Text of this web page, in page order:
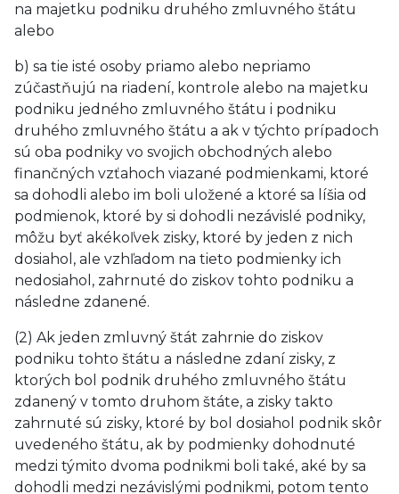
na majetku podniku druhého zmluvného štátu
alebo
b) sa tie isté osoby priamo alebo nepriamo
zúčastňujú na riadení, kontrole alebo na majetku
podniku jedného zmluvného štátu i podniku
druhého zmluvného štátu a ak v týchto prípadoch
sú oba podniky vo svojich obchodných alebo
finančných vzťahoch viazané podmienkami, ktoré
sa dohodli alebo im boli uložené a ktoré sa líšia od
podmienok, ktoré by si dohodli nezávislé podniky,
môžu byť akékoľvek zisky, ktoré by jeden z nich
dosiahol, ale vzhľadom na tieto podmienky ich
nedosiahol, zahrnuté do ziskov tohto podniku a
následne zdanené.
(2) Ak jeden zmluvný štát zahrnie do ziskov
podniku tohto štátu a následne zdaní zisky, z
ktorých bol podnik druhého zmluvného štátu
zdanený v tomto druhom štáte, a zisky takto
zahrnuté sú zisky, ktoré by bol dosiahol podnik skôr
uvedeného štátu, ak by podmienky dohodnuté
medzi týmito dvoma podnikmi boli také, aké by sa
dohodli medzi nezávislými podnikmi, potom tento